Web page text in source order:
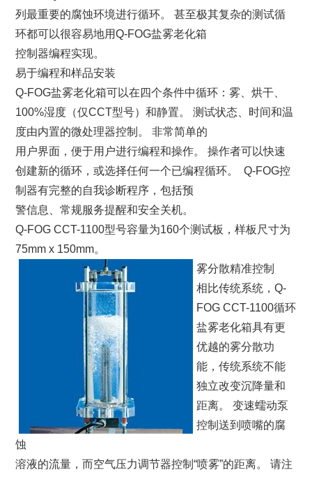
列最重要的腐蚀环境进行循环。 甚至极其复杂的测试循
环都可以很容易地用Q-FOG盐雾老化箱
控制器编程实现。
易于编程和样品安装
Q-FOG盐雾老化箱可以在四个条件中循环：雾、烘干、
100%湿度（仅CCT型号）和静置。 测试状态、时间和温
度由内置的微处理器控制。 非常简单的
用户界面，便于用户进行编程和操作。 操作者可以快速
创建新的循环，或选择任何一个已编程循环。 Q-FOG控
制器有完整的自我诊断程序，包括预
警信息、常规服务提醒和安全关机。
Q-FOG CCT-1100型号容量为160个测试板，样板尺寸为
75mm x 150mm。
雾分散精准控制
相比传统系统，Q-
FOG CCT-1100循环
盐雾老化箱具有更
优越的雾分散功
能，传统系统不能
独立改变沉降量和
距离。 变速蠕动泵
控制送到喷嘴的腐
蚀
溶液的流量，而空气压力调节器控制“喷雾”的距离。 请注